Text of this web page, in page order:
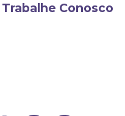
Trabalhe Conosco